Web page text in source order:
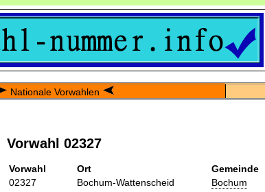
Nationale Vorwahlen
Vorwahl 02327
Vorwahl Ort
Gemeinde
02327
Bochum-Wattenscheid Bochum